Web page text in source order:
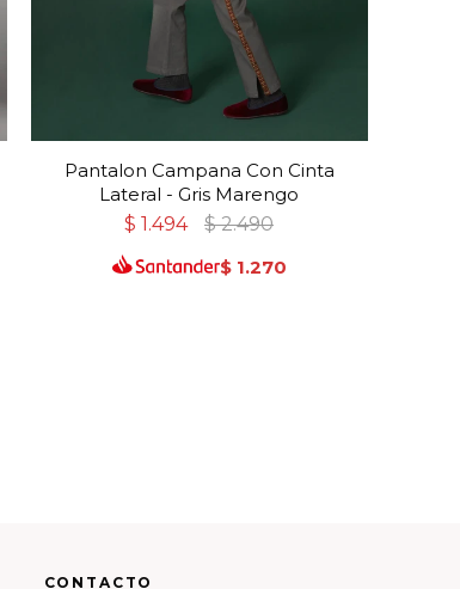
Pantalon Campana Con Cinta
Lateral - Gris Marengo
$ 1.494 $ 2.490
$ 1.270
CONTACTO